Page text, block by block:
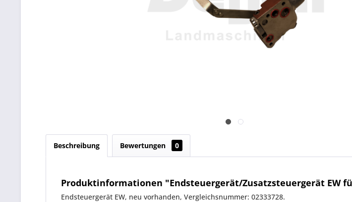
Beschreibung Bewertungen 0
Produktinformationen "Endsteuergerät/Zusatzsteuergerät EW
Endsteuergerät EW, neu vorhanden, Vergleichsnummer: 02333728.